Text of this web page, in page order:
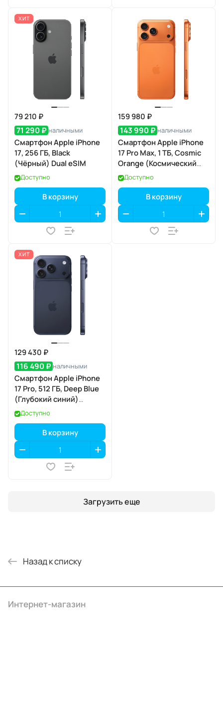
ХИТ
79 210 ₽
71 290 ₽ наличными
Смартфон Apple iPhone
17, 256 ГБ, Black
(Чёрный) Dual eSIM
Доступно
В корзину
159 980 ₽
143 990 ₽ наличными
Смартфон Apple iPhone
17 Pro Max, 1 ТБ, Cosmic
Orange (Космический
оранжевый) SIM+eSIM
Доступно
В корзину
ХИТ
129 430 ₽
116 490 ₽ наличными
Смартфон Apple iPhone
17 Pro, 512 ГБ, Deep Blue
(Глубокий синий)
SIM+eSIM
Доступно
В корзину
Загрузить еще
Назад к списку
Интернет-магазин